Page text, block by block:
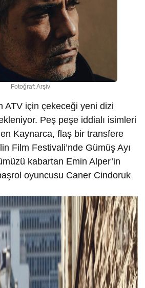
Fotoğraf: Arşiv
ATV için çekeceği yeni dizi
Peş peşe iddialı isimleri
Kaynarca, flaş bir transfere
Film Festivali’nde Gümüş Ayı
kabartan Emin Alper’in
oyuncusu Caner Cindoruk